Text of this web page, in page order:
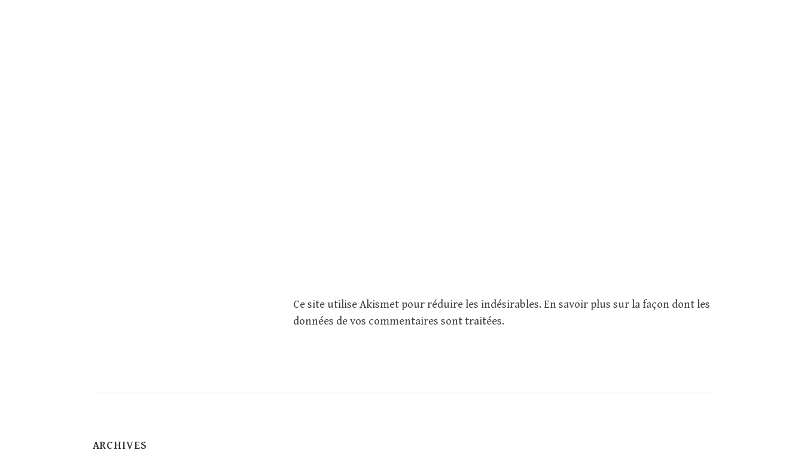
Ce site utilise Akismet pour réduire les indésirables. En savoir plus sur la façon dont les
données de vos commentaires sont traitées.
ARCHIVES